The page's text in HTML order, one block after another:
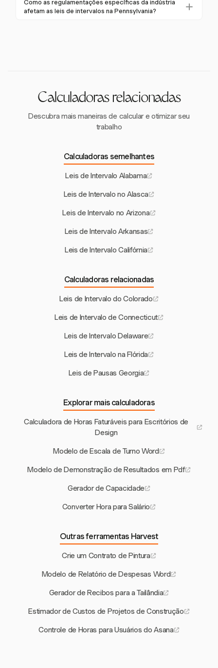
com a lei federal. Funcionários de agências estaduais
na Pennsylvania podem usar essa acomodação por
na Pennsylvania forneçam salas de intervalo
Como as regulamentações específicas da indústria
afetam as leis de intervalos na Pennsylvania?
Calculadoras relacionadas
Descubra mais maneiras de calcular e otimizar seu
trabalho
Calculadoras semelhantes
Leis de Intervalo Alabama
Leis de Intervalo no Alasca
Leis de Intervalo no Arizona
Leis de Intervalo Arkansas
Leis de Intervalo Califórnia
Calculadoras relacionadas
Leis de Intervalo do Colorado
Leis de Intervalo de Connecticut
Leis de Intervalo Delaware
Leis de Intervalo na Flórida
Leis de Pausas Georgia
Explorar mais calculadoras
Calculadora de Horas Faturáveis para Escritórios de
Design
Modelo de Escala de Turno Word
Modelo de Demonstração de Resultados em Pdf
Gerador de Capacidade
Converter Hora para Salário
Outras ferramentas Harvest
Crie um Contrato de Pintura
Modelo de Relatório de Despesas Word
Gerador de Recibos para a Tailândia
Estimador de Custos de Projetos de Construção
Controle de Horas para Usuários do Asana